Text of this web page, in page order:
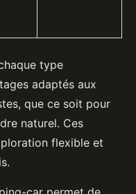
type
adaptés aux
que ce soit pour
naturel. Ces
flexible et